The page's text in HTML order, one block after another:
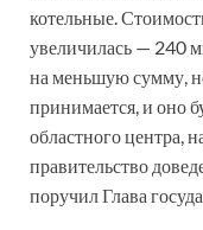
котельные.
увеличилась — 240
на меньшую сумму,
принимается, и оно
областного центра,
правительство
поручил Глава